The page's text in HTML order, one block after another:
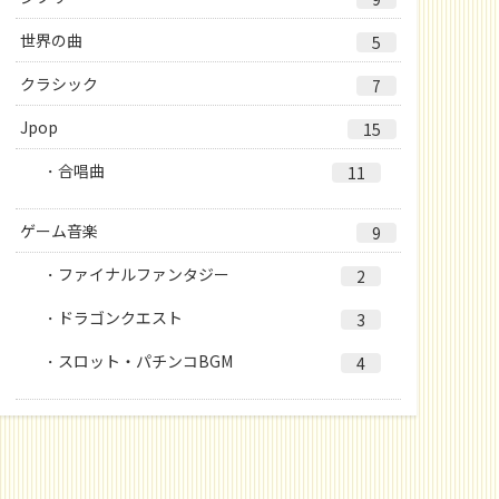
世界の曲
5
クラシック
7
Jpop
15
合唱曲
11
ゲーム音楽
9
ファイナルファンタジー
2
ドラゴンクエスト
3
スロット・パチンコBGM
4